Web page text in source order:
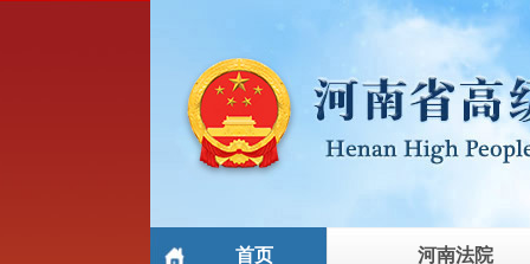
首页 河南法院